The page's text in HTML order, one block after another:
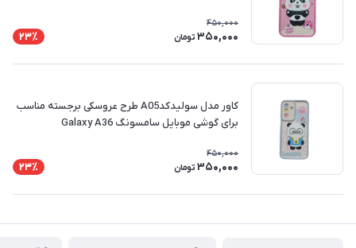
450,000
350,000 تومان 23٪
کاور مدل سولیدکدA05 طرح عروسکی برجسته مناسب
برای گوشی موبایل سامسونگ Galaxy A36
450,000
350,000 تومان 23٪